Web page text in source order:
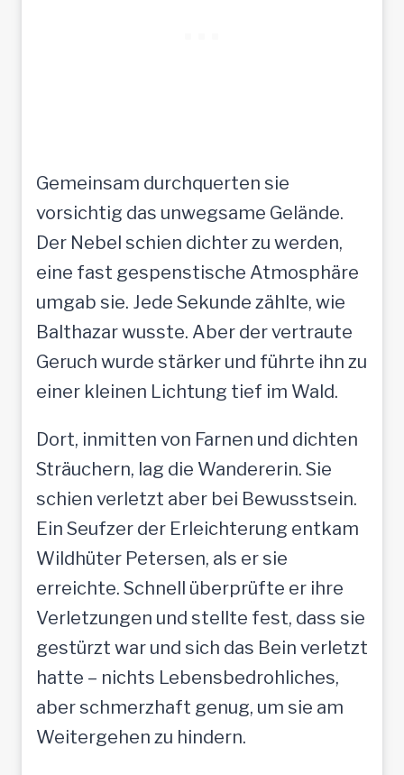
Gemeinsam durchquerten sie
vorsichtig das unwegsame Gelände.
Der Nebel schien dichter zu werden,
eine fast gespenstische Atmosphäre
umgab sie. Jede Sekunde zählte, wie
Balthazar wusste. Aber der vertraute
Geruch wurde stärker und führte ihn zu
einer kleinen Lichtung tief im Wald.
Dort, inmitten von Farnen und dichten
Sträuchern, lag die Wandererin. Sie
schien verletzt aber bei Bewusstsein.
Ein Seufzer der Erleichterung entkam
Wildhüter Petersen, als er sie
erreichte. Schnell überprüfte er ihre
Verletzungen und stellte fest, dass sie
gestürzt war und sich das Bein verletzt
hatte – nichts Lebensbedrohliches,
aber schmerzhaft genug, um sie am
Weitergehen zu hindern.